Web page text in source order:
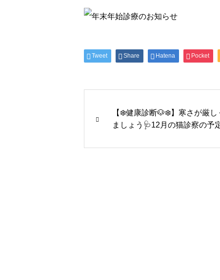
Tweet Share Hatena Pocket
【❄️健康診断🐶❄️】寒さが厳
ましょう🩺12月の猫診察の予